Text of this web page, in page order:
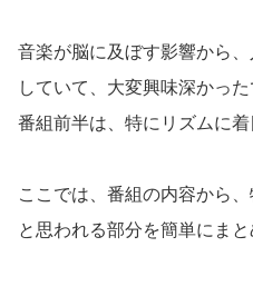
音楽が脳に及ぼす影響から
していて、大変興味深かった
番組前半は、特にリズムに着
ここでは、番組の内容から
と思われる部分を簡単にまと